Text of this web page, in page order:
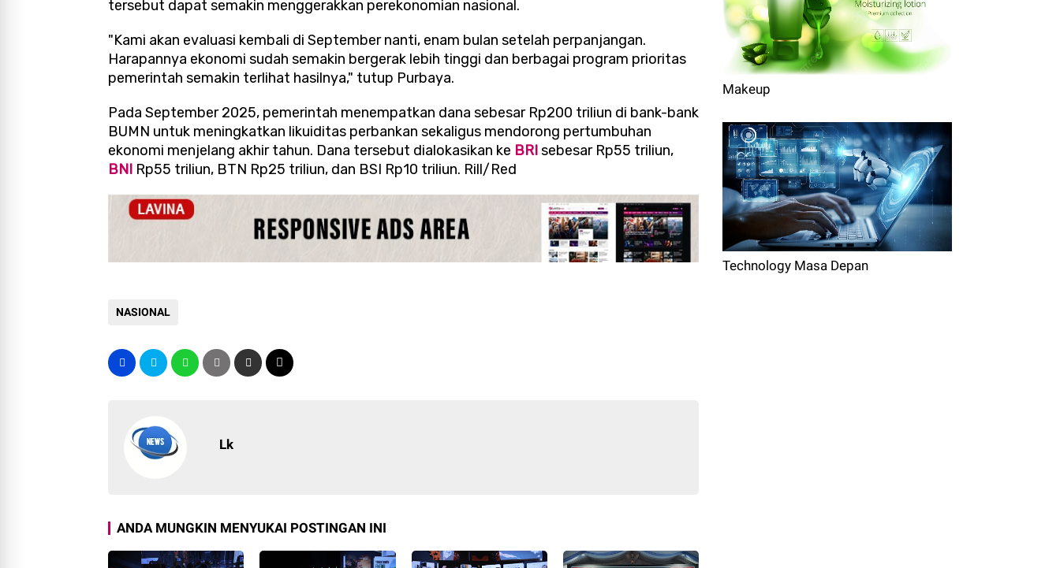
tersebut dapat semakin menggerakkan perekonomian nasional.
"Kami akan evaluasi kembali di September nanti, enam bulan setelah perpanjangan.
Harapannya ekonomi sudah semakin bergerak lebih tinggi dan berbagai program prioritas
pemerintah semakin terlihat hasilnya," tutup Purbaya.
Pada September 2025, pemerintah menempatkan dana sebesar Rp200 triliun di bank-bank
BUMN untuk meningkatkan likuiditas perbankan sekaligus mendorong pertumbuhan
ekonomi menjelang akhir tahun. Dana tersebut dialokasikan ke BRIsebesar Rp55 triliun,
BNI Rp55 triliun, BTN Rp25 triliun, dan BSI Rp10 triliun. Rill/Red
NASIONAL
Lk
ANDA MUNGKIN MENYUKAI POSTINGAN INI
Makeup
Technology Masa Depan